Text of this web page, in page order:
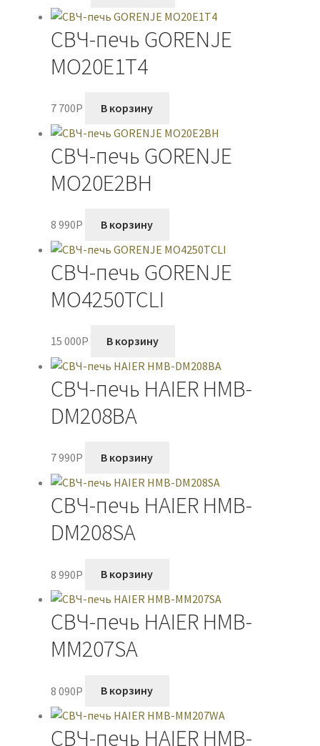
СВЧ-печь GORENJE
MO20E1T4
7 700P В корзину
СВЧ-печь GORENJE
MO20E2BH
8 990P В корзину
СВЧ-печь GORENJE
MO4250TCLI
15 000P В корзину
СВЧ-печь HAIER HMB-
DM208BA
7 990P В корзину
СВЧ-печь HAIER HMB-
DM208SA
8 990P В корзину
СВЧ-печь HAIER HMB-
MM207SA
8 090P В корзину
СВЧ-печь HAIER HMB-